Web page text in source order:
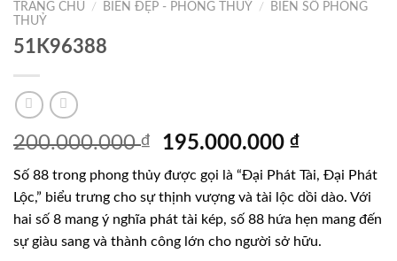
Lưu
TRANG CHỦ / BIỂN ĐẸP - PHONG THUỶ /
BIỂN SỐ PHONG
THUỶ
51K96388
200.000.000₫
Giá
là:
200.000.000 ₫.
195.000.000₫Giá
tại
là:
Số 88 trong phong thủy được gọi là “Đại Phát Tài, Đại Phát
Lộc,” biểu trưng cho sự thịnh vượng và tài lộc dồi dào. Với
hai số 8 mang ý nghĩa phát tài kép, số 88 hứa hẹn mang đến
sự giàu sang và thành công lớn cho người sở hữu.